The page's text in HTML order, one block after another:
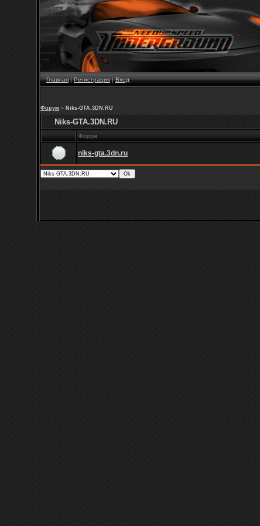
Главная|Регистрация|Вход
Форум » Niks-GTA.3DN.RU
Niks-GTA.3DN.RU
Форум
niks-gta.3dn.ru